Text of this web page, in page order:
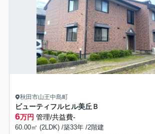
秋田市山王中島町
ビューティフルヒル美丘Ｂ
6万円 管理/共益費-
60.00㎡ (2LDK) /築33年 /2階建